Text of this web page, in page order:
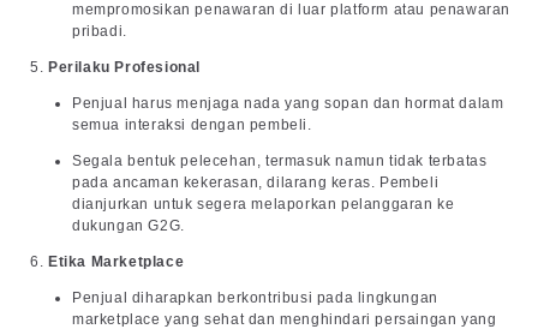
mempromosikan penawaran di luar platform atau penawaran
pribadi.
Perilaku Profesional
Penjual harus menjaga nada yang sopan dan hormat dalam
semua interaksi dengan pembeli.
Segala bentuk pelecehan, termasuk namun tidak terbatas
pada ancaman kekerasan, dilarang keras. Pembeli
dianjurkan untuk segera melaporkan pelanggaran ke
dukungan G2G.
Etika Marketplace
Penjual diharapkan berkontribusi pada lingkungan
marketplace yang sehat dan menghindari persaingan yang